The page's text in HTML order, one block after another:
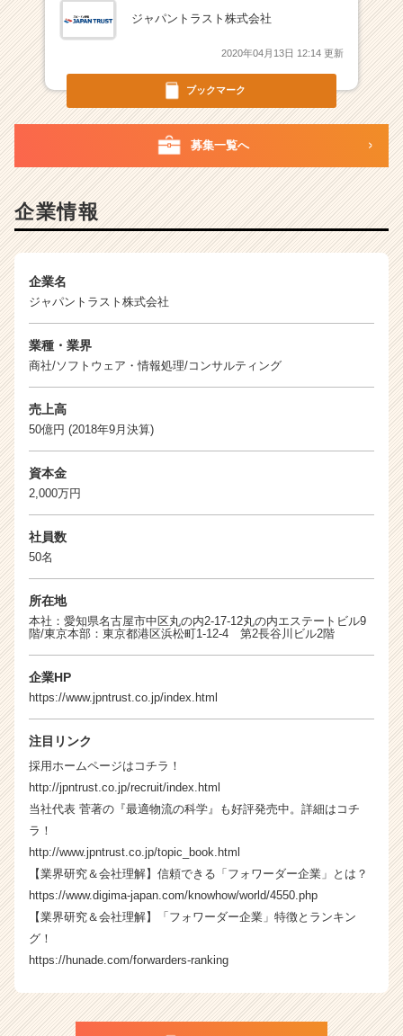
ブックマーク
ジャパントラスト株式会社
2020年04月13日 12:14 更新
募集一覧へ
企業情報
企業名
ジャパントラスト株式会社
業種・業界
商社/ソフトウェア・情報処理/コンサルティング
売上高
50億円 (2018年9月決算)
資本金
2,000万円
社員数
50名
所在地
本社：愛知県名古屋市中区丸の内2-17-12丸の内エステートビル9
階/東京本部：東京都港区浜松町1-12-4 第2長谷川ビル2階
企業HP
https://www.jpntrust.co.jp/index.html
注目リンク
採用ホームページはコチラ！
http://jpntrust.co.jp/recruit/index.html
当社代表 菅著の『最適物流の科学』も好評発売中。詳細はコチ
ラ！
http://www.jpntrust.co.jp/topic_book.html
【業界研究＆会社理解】信頼できる「フォワーダー企業」とは？
https://www.digima-japan.com/knowhow/world/4550.php
【業界研究＆会社理解】「フォワーダー企業」特徴とランキン
グ！
https://hunade.com/forwarders-ranking